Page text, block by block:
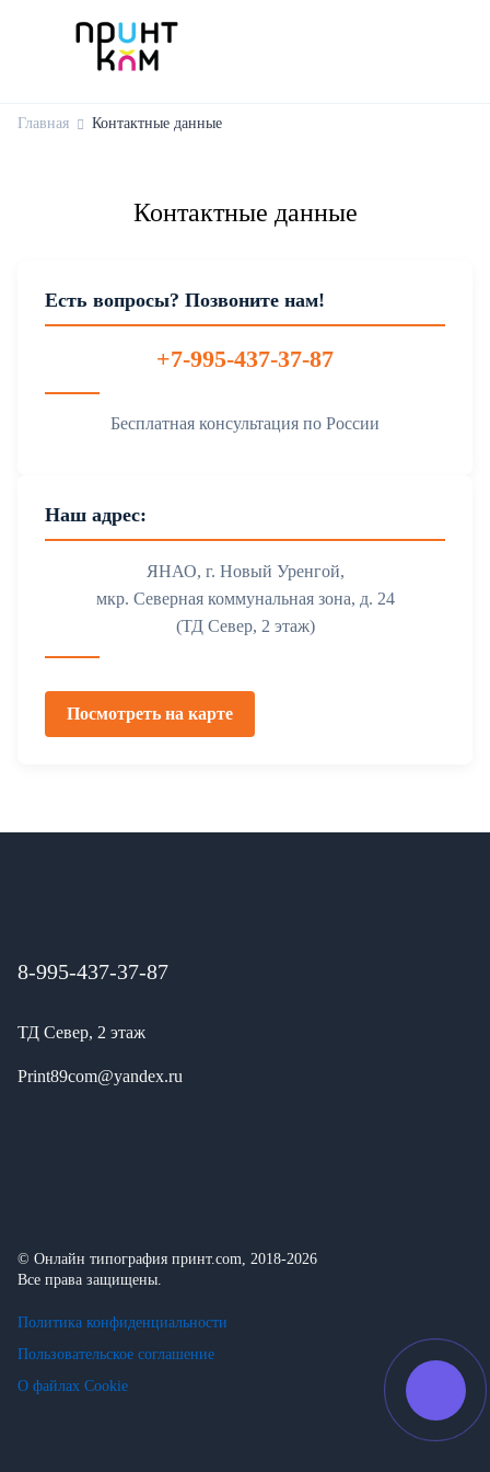
Главная Контактные данные
Контактные данные
Есть вопросы? Позвоните нам!
+7-995-437-37-87
Бесплатная консультация по России
Наш адрес:
ЯНАО, г. Новый Уренгой,
мкр. Северная коммунальная зона, д. 24
(ТД Север, 2 этаж)
Посмотреть на карте
8-995-437-37-87
ТД Север, 2 этаж
Print89com@yandex.ru
© Онлайн типография принт.com, 2018-2026
Все права защищены.
Политика конфиденциальности
Пользовательское соглашение
О файлах Cookie